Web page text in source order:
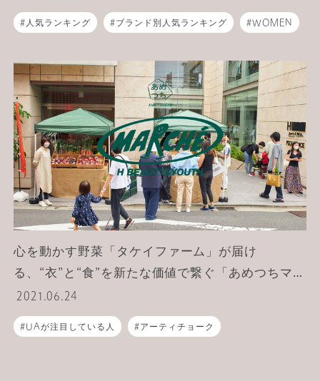
人気ランキング ブランド別人気ランキング WOMEN
心を動かす野菜「タケイファーム」が届け
る、“衣”と“食”を新たな価値で繋ぐ「あめつちマル
シェ」。
2021.06.24
UAが注目している人 アーティチョーク